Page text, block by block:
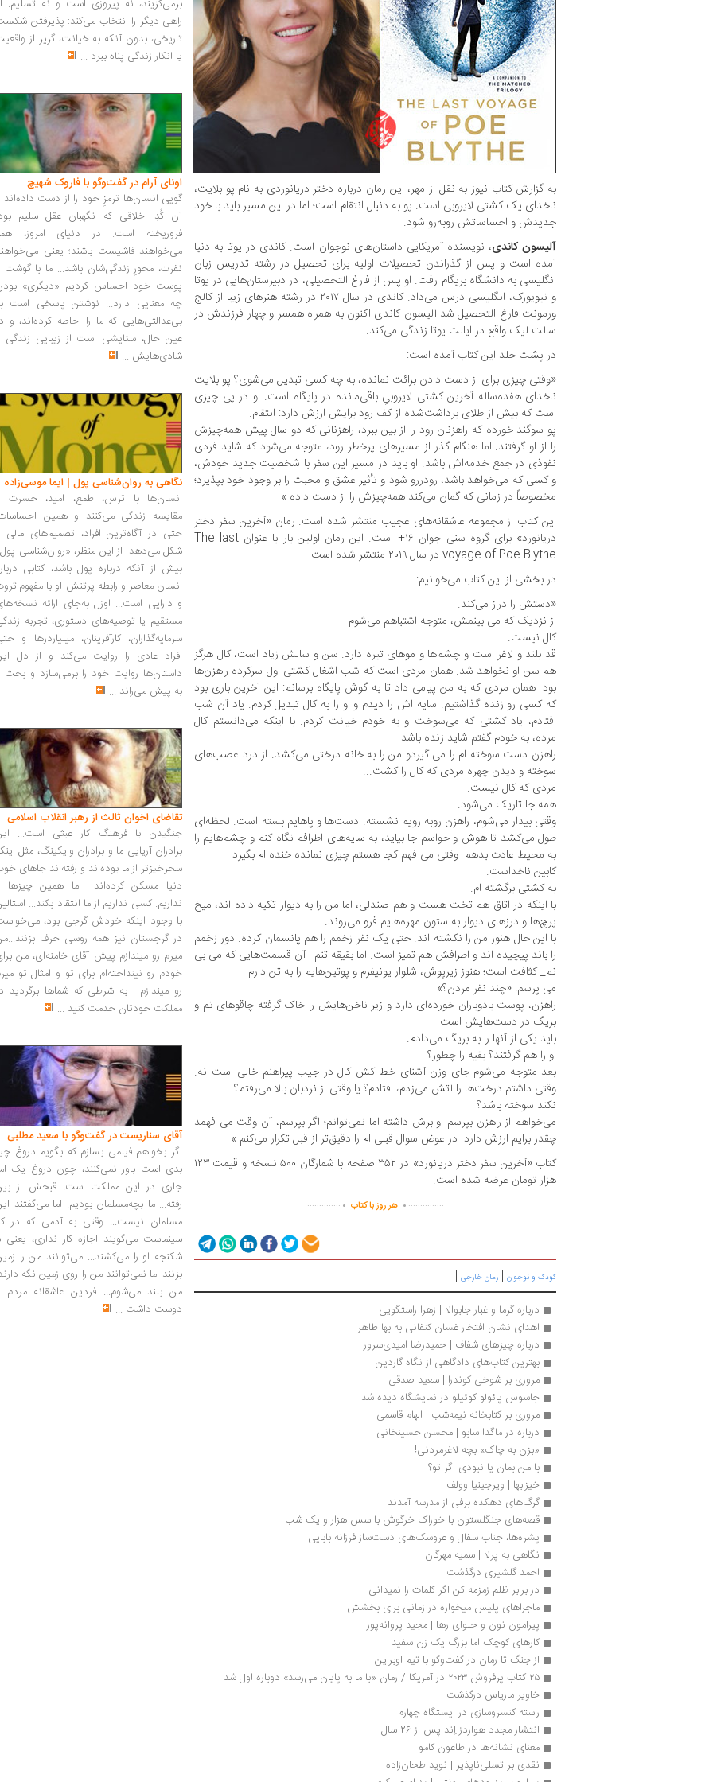
به گزارش کتاب نیوز به نقل از مهر، این رمان درباره دختر دریانوردی به نام پو بلایت،
ناخدای یک کشتی لایروبی است. پو به دنبال انتقام است؛ اما در این مسیر باید با خود
جدیدش و احساساتش روبه‌رو شود.
آلیسون کاندی، نویسنده آمریکایی داستان‌های نوجوان است. کاندی در یوتا به دنیا
آمده است و پس از گذراندن تحصیلات اولیه برای تحصیل در رشته تدریس زبان
انگلیسی به دانشگاه بریگام رفت. او پس از فارغ التحصیلی، در دبیرستان‌هایی در یوتا
و نیویورک، انگلیسی درس می‌داد. کاندی در سال ۲۰۱۷ در رشته هنرهای زیبا از کالج
ورمونت فارغ التحصیل شد.آلیسون کاندی اکنون به همراه همسر و چهار فرزندش در
سالت لیک واقع در ایالت یوتا زندگی می‌کند.
در پشت جلد این کتاب آمده است:
«وقتی چیزی برای از دست دادن برائت نمانده، به چه کسی تبدیل می‌شوی؟ پو بلایت
ناخدای هفده‌ساله آخرین کشتی لایروبیِ باقی‌مانده در پایگاه است. او در پی چیزی
است که بیش از طلای برداشت‌شده از کف رود برایش ارزش دارد: انتقام.
پو سوگند خورده که راهزنان رود را از بین ببرد، راهزنانی که دو سال پیش همه‌چیزش
را از او گرفتند. اما هنگام گذر از مسیرهای پرخطر رود، متوجه می‌شود که شاید فردی
نفوذی در جمع خدمه‌اش باشد. او باید در مسیر این سفر با شخصیت جدید خودش،
و کسی که می‌خواهد باشد، رودررو شود و تأثیر عشق و محبت را بر وجود خود بپذیرد؛
مخصوصاً در زمانی که گمان می‌کند همه‌چیزش را از دست داده.»
این کتاب از مجموعه عاشقانه‌های عجیب منتشر شده است. رمان «آخرین سفر دختر
دریانورد» برای گروه سنی جوان ۱۶+ است. این رمان اولین بار با عنوان The last
voyage of Poe Blythe در سال ۲۰۱۹ منتشر شده است.
در بخشی از این کتاب می‌خوانیم:
«دستش را دراز می‌کند.
از نزدیک که می بینمش، متوجه اشتباهم می‌شوم.
کال نیست.
قد بلند و لاغر است و چشم‌ها و موهای تیره دارد. سن و سالش زیاد است، کال هرگز
هم سن او نخواهد شد. همان مردی است که شب اشغال کشتی اول سرکرده راهزن‌ها
بود. همان مردی که به من پیامی داد تا به گوش پایگاه برسانم: این آخرین باری بود
که کسی رو زنده گذاشتیم. سایه اش را دیدم و او را به کال تبدیل کردم. یاد آن شب
افتادم، یاد کشتی که می‌سوخت و به خودم خیانت کردم. با اینکه می‌دانستم کال
مرده، به خودم گفتم شاید زنده باشد.
راهزن دست سوخته ام را می گیردو من را به خانه درختی می‌کشد. از درد عصب‌های
سوخته و دیدن چهره مردی که کال را کشت...
مردی که کال نیست.
همه جا تاریک می‌شود.
وقتی بیدار می‌شوم، راهزن روبه رویم نشسته. دست‌ها و پاهایم بسته است. لحظه‌ای
طول می‌کشد تا هوش و حواسم جا بیاید، به سایه‌های اطرافم نگاه کنم و چشم‌هایم را
به محیط عادت بدهم. وقتی می فهم کجا هستم چیزی نمانده خنده ام بگیرد.
کابین ناخداست.
به کشتی برگشته ام.
با اینکه در اتاق هم تخت هست و هم صندلی، اما من را به دیوار تکیه داده اند، میخ
پرچ‌ها و درزهای دیوار به ستون مهره‌هایم فرو می‌روند.
با این حال هنوز من را نکشته اند. حتی یک نفر زخمم را هم پانسمان کرده. دور زخمم
را باند پیچیده اند و اطرافش هم تمیز است. اما بقیقه تنم_ آن قسمت‌هایی که می بی
نم_ کثافت است؛ هنوز زیرپوش، شلوار یونیفرم و پوتین‌هایم را به تن دارم.
می پرسم: «چند نفر مردن؟»
راهزن، پوست بادوباران خورده‌ای دارد و زیر ناخن‌هایش را خاک گرفته چاقوهای تم و
بریگ در دست‌هایش است.
باید یکی از آنها را به بریگ می‌دادم.
او را هم گرفتند؟ بقیه را چطور؟
بعد متوجه می‌شوم جای وزن آشنای خط کش کال در جیب پیراهنم خالی است نه.
وقتی داشتم درخت‌ها را آتش می‌زدم، افتادم؟ یا وقتی از نردبان بالا می‌رفتم؟
نکند سوخته باشد؟
می‌خواهم از راهزن بپرسم او برش داشته اما نمی‌توانم؛ اگر بپرسم، آن وقت می فهمد
چقدر برایم ارزش دارد. در عوض سوال قبلی ام را دقیق‌تر از قبل تکرار می‌کنم.»
کتاب «آخرین سفر دختر دریانورد» در ۳۵۲ صفحه با شمارگان ۵۰۰ نسخه و قیمت ۱۲۳
هزار تومان عرضه شده است.
...............
. هر روز با کتاب .
..............
کودک و نوجوان | رمان خارجی |
درباره گرما و غبار جابوالا | زهرا راستگویی
اهدای نشان افتخار غسان کنفانی به بها طاهر
درباره چیزهای شفاف | حمیدرضا امیدی‌سرور
بهترین کتاب‎های دادگاهی از نگاه گاردین
مروری بر شوخی کوندرا | سعید صدقی
جاسوس پائولو کوئیلو در نمایشگاه دیده شد
مروری بر کتابخانه نیمه‌شب | الهام قاسمی
درباره در ماگدا سابو | محسن حسینخانی
«بزن به چاک» بچه لاغرمردنی!
با من بمان یا ن‍ب‍ودی‌ اگ‍ر ت‍و؟!
خیزابها | ویرجینیا وولف
گرگ‌های دهکده برفی از مدرسه آمدند
قصه‌های جنگلستون با خوراک خرگوش با سس هزار و یک شب
پشره‌ها، جناب سفال و عروسک‌های دست‌ساز فرزانه بابایی
نگاهی به پرلا | سمیه مهرگان
احمد گلشیری درگذشت
در برابر ظلم زمزمه کن اگر کلمات را نمیدانی
ماجراهای پلیس میخواره در زمانی برای بخشش
پیرامون نون و حلوای رها | مجید پروانه‌پور
کارهای کوچک اما بزرگ یک زن سفید
از جنگ تا رمان در گفت‌وگو با تیم اوبراین
۲۵ کتاب پرفروش ۲۰۲۳ در آمریکا / رمان «با ما به پایان می‌رسد» دوباره اول شد
خاویر ماریاس درگذشت
راسته کنسروسازی در ایستگاه چهارم
انتشار مجدد هواردز اِند پس از 26 سال
معنای نشانه‌ها در طاعون کامو
نقدی بر تسلی‌ناپذیر | نوید طحان‌زاده
برمی‌گزیند، نه پیروزی است و نه تسلیم.
راهی دیگر را انتخاب می‌کند: پذیرفتن
تاریخی، بدون آنکه به خیانت، گریز از
یا انکار زندگی پناه ببرد ...
اونای آرام در گفت‌وگو با فاروک شهیچ‭
گویی انسان‌ها ترمزِ خود را از دست داده‌اند
آن کُدِ اخلاقی که نگهبان عقل سلیم
فروریخته است. در دنیای امروز،
می‌خواهند فاشیست باشند؛ یعنی
نفرت، محورِ زندگی‌شان باشد... ما با گوشت
پوست خود احساس کردیم «دیگری»
چه معنایی دارد... نوشتن پاسخی است
بی‌عدالتی‌هایی که ما را احاطه کرده‌اند، و
عین حال، ستایشی است از زیبایی زندگی
شادی‌هایش ...
نگاهی به روان‌شناسی پول | ایما موسی‌زاده
انسان‌ها با ترس، طمع، امید، حسرت
مقایسه زندگی می‌کنند و همین
حتی در آگاه‌ترین افراد، تصمیم‌های مالی
شکل می‌دهد. از این منظر، «روان‌شناسی
بیش از آنکه درباره پول باشد، کتابی
انسان معاصر و رابطه پرتنش او با مفهوم
و دارایی است... اوزل به‌جای ارائه
مستقیم یا توصیه‌های دستوری، تجربه
سرمایه‌گذاران، کارآفرینان، میلیاردرها و
افراد عادی را روایت می‌کند و از دل
داستان‌ها روایت خود را برمی‌سازد و بحث
به پیش می‌راند ...
تقاضای اخوان ثالث از رهبر انقلاب اسلامی
جنگیدن با فرهنگ کار عبثی است...
برادران آریایی ما و برادران وایکینگ، مثل
سحرخیزتر از ما بوده‌اند و رفته‌اند جاهای
دنیا مسکن کرده‌اند... ما همین چیزها
نداریم. کسی نداریم از ما انتقاد بکند...
با وجود اینکه خودش گرجی بود،
در گرجستان نیز همه روسی حرف
میرم رو میندازم پیش آقای خامنه‌ای، من
خودم رو نینداخته‌ام برای تو و امثال تو
رو میندازم... به شرطی که شماها برگردید
مملکت خودتان خدمت کنید ...
آقای سناریست در گفت‌وگو با سعید مطلبی
اگر بخواهم فیلمی بسازم که بگویم دروغ
بدی است باور نمی‌کنند، چون دروغ یک
جاری در این مملکت است. قبحش از
رفته... ما بچه‌مسلمان بودیم. اما می‌گفتند
مسلمان نیست... وقتی به آدمی که در
سینماست می‌گویند اجازه کار نداری، یعنی
شکنجه او را می‌کشند... می‌توانند من را
بزنند اما نمی‌توانند من را روی زمین نگه
من بلند می‌شوم... فردین عاشقانه مردم
دوست داشت ...